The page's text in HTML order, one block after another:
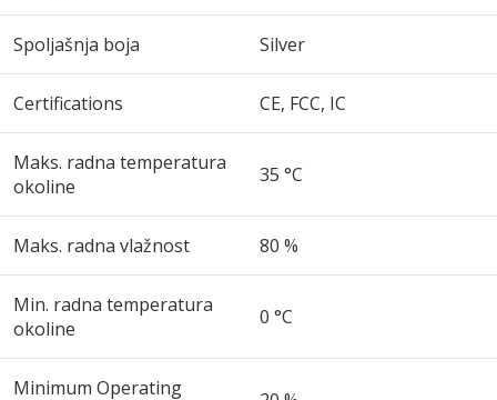
Spoljašnja boja Silver
Certifications CE, FCC, IC
Maks. radna temperatura
okoline
35 °C
Maks. radna vlažnost 80 %
Min. radna temperatura
okoline
0 °C
Minimum Operating